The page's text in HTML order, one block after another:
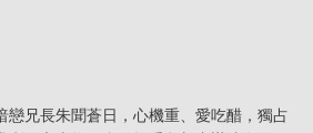
戀兄長朱聞蒼日，心機重、愛吃醋，獨占